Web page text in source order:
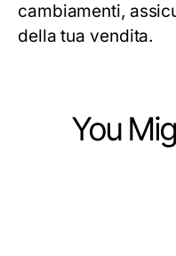
cambiamenti,
della tua vendita.
You